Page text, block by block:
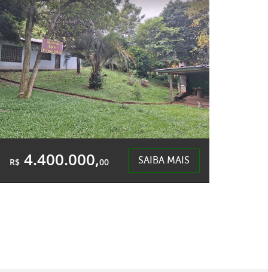
Quedas do Palmital - Chapecó
R$ 4.400.000,00 SAIBA MAIS